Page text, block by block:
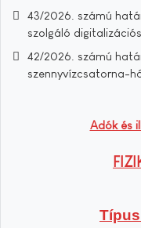
43/2026. számú
szolgáló
42/2026. számú
szennyvízcsatorna-
Adók és